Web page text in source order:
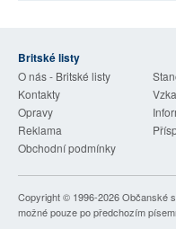
Britské listy
O nás - Britské listy
Kontakty
Opravy
Reklama
Obchodní podmínky
Copyright © 1996-2026Občanské
možné pouze po předchozím